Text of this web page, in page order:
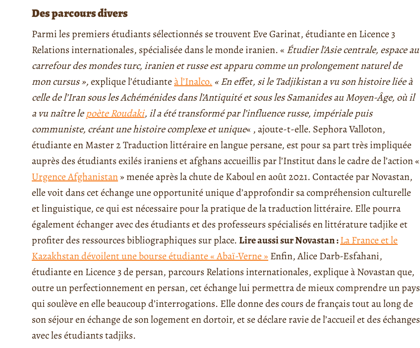
Des parcours divers
Parmi les premiers étudiants sélectionnés se trouvent Eve Garinat, étudiante en Licence 3
Relations internationales, spécialisée dans le monde iranien. « Étudier l’Asie centrale, espace au
carrefour des mondes turc, iranien et russe est apparu comme un prolongement naturel de
mon cursus »,explique l’étudianteà l’Inalco.« En effet, si le Tadjikistan a vu son histoire liée à
celle de l’Iran sous les Achéménides dans l’Antiquité et sous les Samanides au Moyen-Âge, où il
a vu naître lepoète Roudaki, il a été transformé par l’influence russe, impériale puis
communiste, créant une histoire complexe et unique« , ajoute-t-elle. Sephora Valloton,
étudiante en Master 2 Traduction littéraire en langue persane, est pour sa part très impliquée
auprès des étudiants exilés iraniens et afghans accueillis par l’Institut dans le cadre de l’action «
Urgence Afghanistan» menée après la chute de Kaboul en août 2021. Contactée par Novastan,
elle voit dans cet échange une opportunité unique d’approfondir sa compréhension culturelle
et linguistique, ce qui est nécessaire pour la pratique de la traduction littéraire. Elle pourra
également échanger avec des étudiants et des professeurs spécialisés en littérature tadjike et
profiter des ressources bibliographiques sur place. Lire aussi sur Novastan :La France et le
Kazakhstan dévoilent une bourse étudiante « Abaï-Verne »Enfin, Alice Darb-Esfahani,
étudiante en Licence 3 de persan, parcours Relations internationales, explique à Novastan que,
outre un perfectionnement en persan, cet échange lui permettra de mieux comprendre un pays
qui soulève en elle beaucoup d’interrogations. Elle donne des cours de français tout au long de
son séjour en échange de son logement en dortoir, et se déclare ravie de l’accueil et des échanges
avec les étudiants tadjiks.